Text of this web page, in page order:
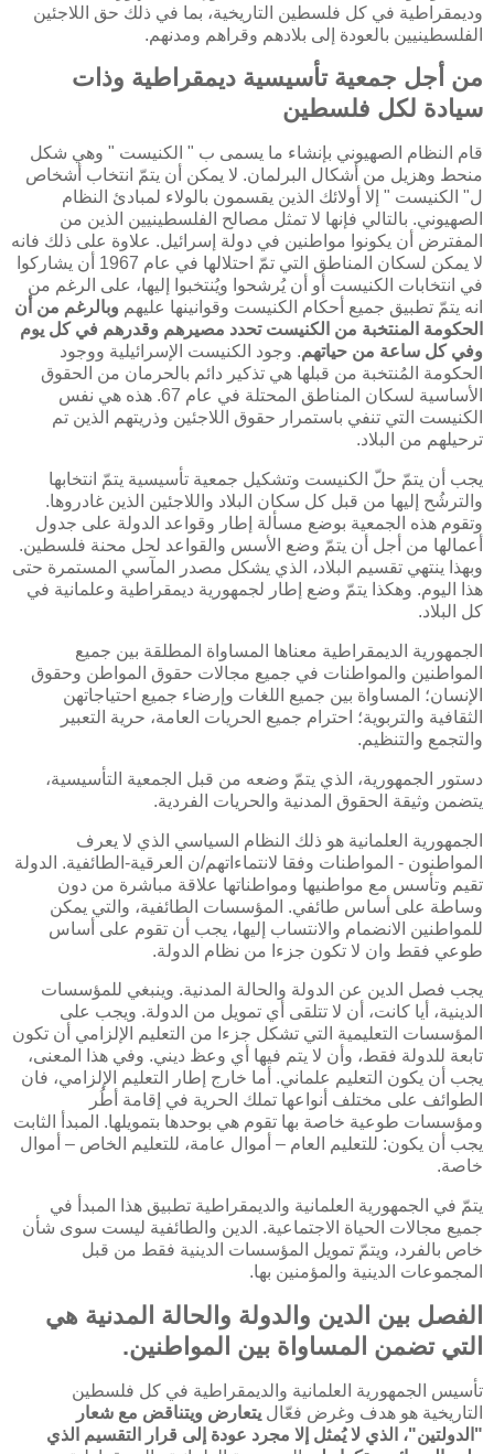
وديمقراطية في كل فلسطين التاريخية، بما في ذلك حق اللاجئين
الفلسطينيين بالعودة إلى بلادهم وقراهم ومدنهم.
من أجل جمعية تأسيسية ديمقراطية وذات
سيادة لكل فلسطين
قام النظام الصهيوني بإنشاء ما يسمى ب " الكنيست " وهي شكل
منحط وهزيل من أشكال البرلمان. لا يمكن أن يتمّ انتخاب أشخاص
ل" الكنيست " إلا أولائك الذين يقسمون بالولاء لمبادئ النظام
الصهيوني. بالتالي فإنها لا تمثل مصالح الفلسطينيين الذين من
المفترض أن يكونوا مواطنين في دولة إسرائيل. علاوة على ذلك فانه
لا يمكن لسكان المناطق التي تمّ احتلالها في عام 1967 أن يشاركوا
في انتخابات الكنيست أو أن يُرشحوا ويُنتخبوا إليها، على الرغم من
انه يتمّ تطبيق جميع أحكام الكنيست وقوانينها عليهم وبالرغم من أن
الحكومة المنتخبة من الكنيست تحدد مصيرهم وقدرهم في كل يوم
وفي كل ساعة من حياتهم. وجود الكنيست الإسرائيلية ووجود
الحكومة المُنتخبة من قبلها هي تذكير دائم بالحرمان من الحقوق
الأساسية لسكان المناطق المحتلة في عام 67. هذه هي نفس
الكنيست التي تنفي باستمرار حقوق اللاجئين وذريتهم الذين تم
ترحيلهم من البلاد.
يجب أن يتمّ حلّ الكنيست وتشكيل جمعية تأسيسية يتمّ انتخابها
والترشُح إليها من قبل كل سكان البلاد واللاجئين الذين غادروها.
وتقوم هذه الجمعية بوضع مسألة إطار وقواعد الدولة على جدول
أعمالها من أجل أن يتمّ وضع الأسس والقواعد لحل محنة فلسطين.
وبهذا ينتهي تقسيم البلاد، الذي يشكل مصدر المآسي المستمرة حتى
هذا اليوم. وهكذا يتمّ وضع إطار لجمهورية ديمقراطية وعلمانية في
كل البلاد.
الجمهورية الديمقراطية معناها المساواة المطلقة بين جميع
المواطنين والمواطنات في جميع مجالات حقوق المواطن وحقوق
الإنسان؛ المساواة بين جميع اللغات وإرضاء جميع احتياجاتهن
الثقافية والتربوية؛ احترام جميع الحريات العامة، حرية التعبير
والتجمع والتنظيم.
دستور الجمهورية، الذي يتمّ وضعه من قبل الجمعية التأسيسية،
يتضمن وثيقة الحقوق المدنية والحريات الفردية.
الجمهورية العلمانية هو ذلك النظام السياسي الذي لا يعرف
المواطنون - المواطنات وفقا لانتماءاتهم/ن العرقية-الطائفية. الدولة
تقيم وتأسس مع مواطنيها ومواطناتها علاقة مباشرة من دون
وساطة على أساس طائفي. المؤسسات الطائفية، والتي يمكن
للمواطنين الانضمام والانتساب إليها، يجب أن تقوم على أساس
طوعي فقط وان لا تكون جزءا من نظام الدولة.
يجب فصل الدين عن الدولة والحالة المدنية. وينبغي للمؤسسات
الدينية، أيا كانت، أن لا تتلقى أي تمويل من الدولة. ويجب على
المؤسسات التعليمية التي تشكل جزءا من التعليم الإلزامي أن تكون
تابعة للدولة فقط، وأن لا يتم فيها أي وعظ ديني. وفي هذا المعنى،
يجب أن يكون التعليم علماني. أما خارج إطار التعليم الإلزامي، فان
الطوائف على مختلف أنواعها تملك الحرية في إقامة أطُر
ومؤسسات طوعية خاصة بها تقوم هي بوحدها بتمويلها. المبدأ الثابت
يجب أن يكون: للتعليم العام – أموال عامة، للتعليم الخاص – أموال
خاصة.
يتمّ في الجمهورية العلمانية والديمقراطية تطبيق هذا المبدأ في
جميع مجالات الحياة الاجتماعية. الدين والطائفية ليست سوى شأن
خاص بالفرد، ويتمّ تمويل المؤسسات الدينية فقط من قبل
المجموعات الدينية والمؤمنين بها.
الفصل بين الدين والدولة والحالة المدنية هي
التي تضمن المساواة بين المواطنين.
تأسيس الجمهورية العلمانية والديمقراطية في كل فلسطين
التاريخية هو هدف وغرض فعّال يتعارض ويتناقض مع شعار
"الدولتين"، الذي لا يُمثل إلا مجرد عودة إلى قرار التقسيم الذي